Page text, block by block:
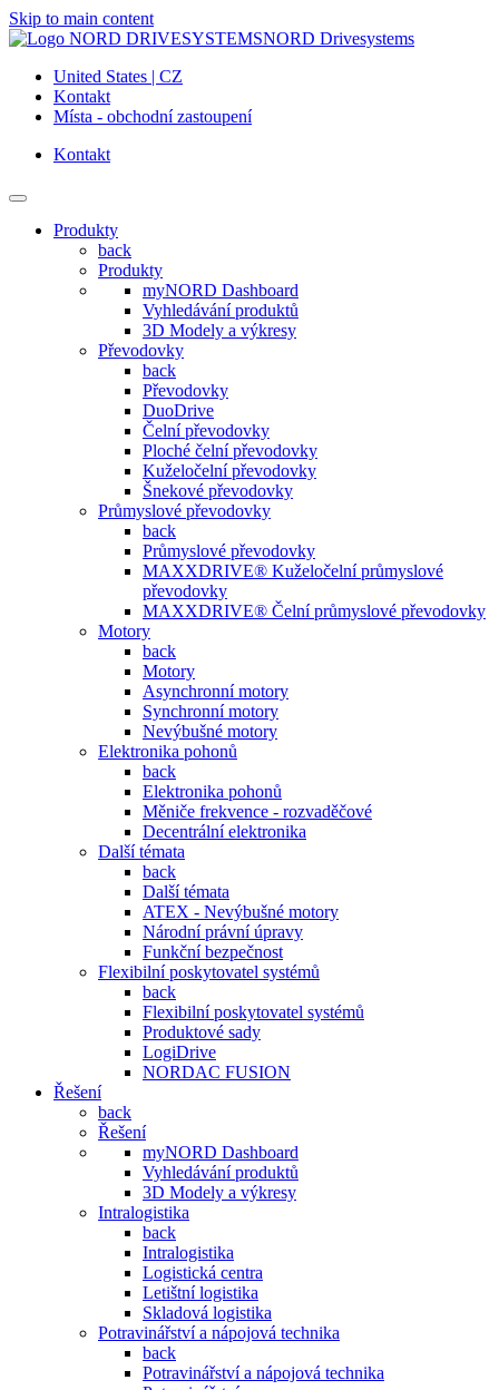
Skip to main content
NORD Drivesystems
United States | CZ
Kontakt
Místa - obchodní zastoupení
Kontakt
Produkty
back
Produkty
myNORD Dashboard
Vyhledávání produktů
3D Modely a výkresy
Převodovky
back
Převodovky
DuoDrive
Čelní převodovky
Ploché čelní převodovky
Kuželočelní převodovky
Šnekové převodovky
Průmyslové převodovky
back
Průmyslové převodovky
MAXXDRIVE® Kuželočelní průmyslové
převodovky
MAXXDRIVE® Čelní průmyslové převodovky
Motory
back
Motory
Asynchronní motory
Synchronní motory
Nevýbušné motory
Elektronika pohonů
back
Elektronika pohonů
Měniče frekvence - rozvaděčové
Decentrální elektronika
Další témata
back
Další témata
ATEX - Nevýbušné motory
Národní právní úpravy
Funkční bezpečnost
Flexibilní poskytovatel systémů
back
Flexibilní poskytovatel systémů
Produktové sady
LogiDrive
NORDAC FUSION
Řešení
back
Řešení
myNORD Dashboard
Vyhledávání produktů
3D Modely a výkresy
Intralogistika
back
Intralogistika
Logistická centra
Letištní logistika
Skladová logistika
Potravinářství a nápojová technika
back
Potravinářství a nápojová technika